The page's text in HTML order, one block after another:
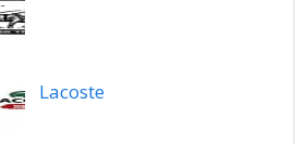
Lacoste